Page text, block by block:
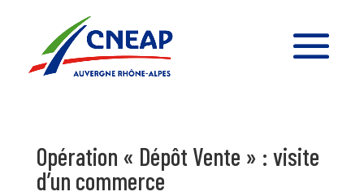
Opération « Dépôt Vente » : visite
d’un commerce